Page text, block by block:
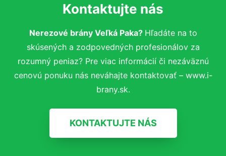
Kontaktujte nás
Nerezové brány Veľká Paka? Hľadáte na to
skúsených a zodpovedných profesionálov za
rozumný peniaz? Pre viac informácií či nezáväznú
cenovú ponuku nás neváhajte kontaktovať – www.i-
brany.sk.
KONTAKTUJTE NÁS